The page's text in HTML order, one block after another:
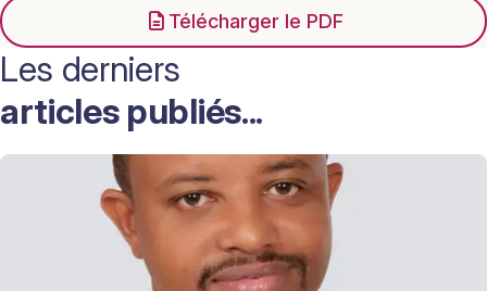
Télécharger le PDF
Les derniers
articles publiés...